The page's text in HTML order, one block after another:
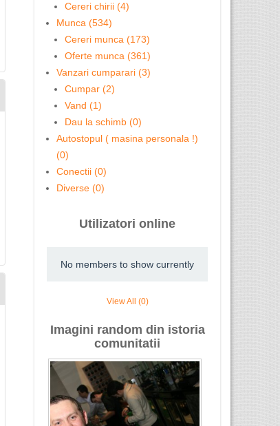
Cereri chirii (4)
Munca (534)
Cereri munca (173)
Oferte munca (361)
Vanzari cumparari (3)
Cumpar (2)
Vand (1)
Dau la schimb (0)
Autostopul ( masina personala !)
(0)
Conectii (0)
Diverse (0)
Utilizatori online
No members to show currently
View All (0)
Imagini random din istoria
comunitatii